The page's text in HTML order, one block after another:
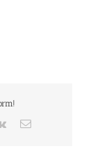
Vk Email